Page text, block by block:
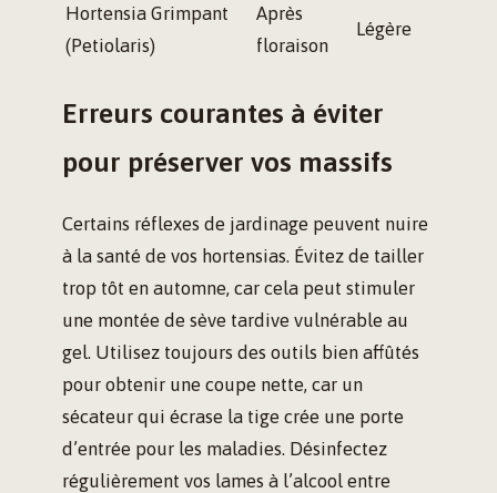
Hortensia Grimpant
(Petiolaris)
Après
floraison
Légère
Erreurs courantes à éviter
pour préserver vos massifs
Certains réflexes de jardinage peuvent nuire
à la santé de vos hortensias. Évitez de tailler
trop tôt en automne, car cela peut stimuler
une montée de sève tardive vulnérable au
gel. Utilisez toujours des outils bien affûtés
pour obtenir une coupe nette, car un
sécateur qui écrase la tige crée une porte
d’entrée pour les maladies. Désinfectez
régulièrement vos lames à l’alcool entre